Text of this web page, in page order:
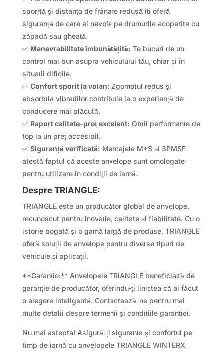
sporită și distanța de frânare redusă îți oferă
siguranța de care ai nevoie pe drumurile acoperite cu
zăpadă sau gheață.
✅ Manevrabilitate îmbunătățită: Te bucuri de un
control mai bun asupra vehiculului tău, chiar și în
situații dificile.
✅ Confort sporit la volan: Zgomotul redus și
absorbția vibrațiilor contribuie la o experiență de
conducere mai plăcută.
✅ Raport calitate-preț excelent: Obții performanțe de
top la un preț accesibil.
✅ Siguranță verificată: Marcajele M+S și 3PMSF
atestă faptul că aceste anvelope sunt omologate
pentru utilizare în condiții de iarnă.
Despre TRIANGLE:
TRIANGLE este un producător global de anvelope,
recunoscut pentru inovație, calitate și fiabilitate. Cu o
istorie bogată și o gamă largă de produse, TRIANGLE
oferă soluții de anvelope pentru diverse tipuri de
vehicule și aplicații.
**Garanție:** Anvelopele TRIANGLE beneficiază de
garanție de producător, oferindu-ți liniștea că ai făcut
o alegere inteligentă. Contactează-ne pentru mai
multe detalii despre termenii și condițiile garanției.
Nu mai astepta! Asigură-ți siguranța și confortul pe
timp de iarnă cu anvelopele TRIANGLE WINTERX